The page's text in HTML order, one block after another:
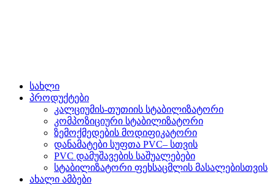
სახლი
პროდუქტები
კალციუმის-თუთიის სტაბილიზატორი
კომპოზიციური სტაბილიზატორი
ზემოქმედების მოდიფიკატორი
დანამატები სუფთა PVC– სთვის
PVC დამუშავების საშუალებები
სტაბილიზატორი ფეხსაცმლის მასალებისთვის
ახალი ამბები